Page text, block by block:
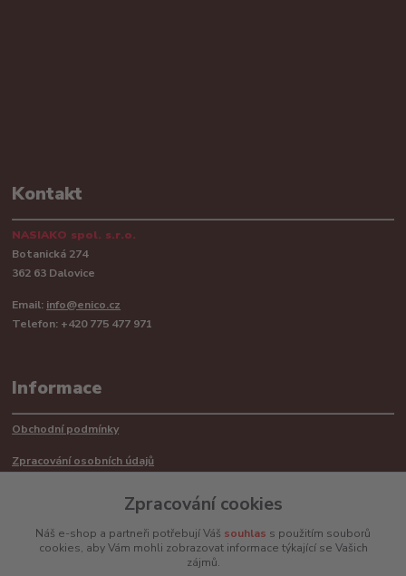
Kontakt
NASIAKO spol. s.r.o.
Botanická 274
362 63 Dalovice
Email: info@enico.cz
Telefon: +420 775 477 971
Informace
Obchodní podmínky
Zpracování osobních údajů
Mimosoudní řešení sporů ADR
Zpracování cookies
Náš e-shop a partneři potřebují Váš souhlas s použitím souborů
cookies, aby Vám mohli zobrazovat informace týkající se Vašich
zájmů.